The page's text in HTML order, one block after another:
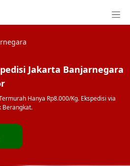
Jakarta Banjarnegara
Hanya Rp8.000/Kg. Ekspedisi via
Berangkat.